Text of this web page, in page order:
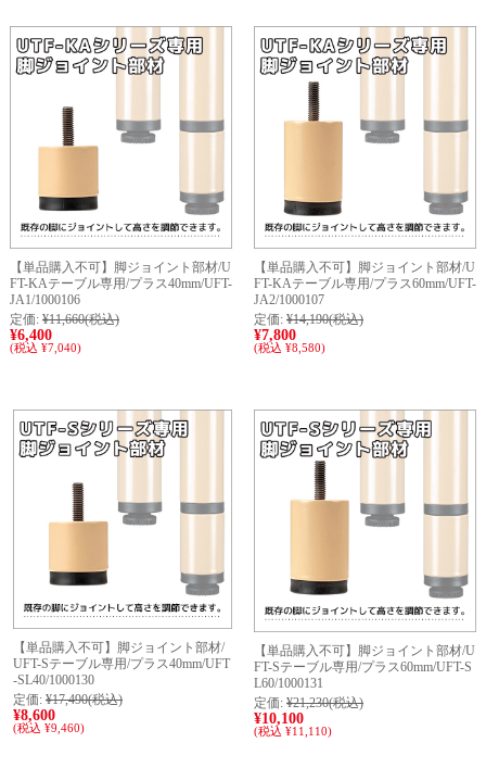
【単品購入不可】脚ジョイント部材/U
FT-KAテーブル専用/プラス40mm/UFT-
JA1/1000106
定価: ¥11,660(税込)
¥6,400
(税込 ¥7,040)
【単品購入不可】脚ジョイント部材/U
FT-KAテーブル専用/プラス60mm/UFT-
JA2/1000107
定価: ¥14,190(税込)
¥7,800
(税込 ¥8,580)
【単品購入不可】脚ジョイント部材/
UFT-Sテーブル専用/プラス40mm/UFT
-SL40/1000130
定価: ¥17,490(税込)
¥8,600
(税込 ¥9,460)
【単品購入不可】脚ジョイント部材/U
FT-Sテーブル専用/プラス60mm/UFT-S
L60/1000131
定価: ¥21,230(税込)
¥10,100
(税込 ¥11,110)